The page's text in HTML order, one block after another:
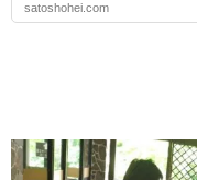
satoshohei.com